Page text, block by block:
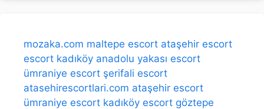
mozaka.com maltepe escort ataşehir escort
escort kadıköy anadolu yakası escort
ümraniye escort şerifali escort
atasehirescortlari.com ataşehir escort
ümraniye escort kadıköy escort göztepe